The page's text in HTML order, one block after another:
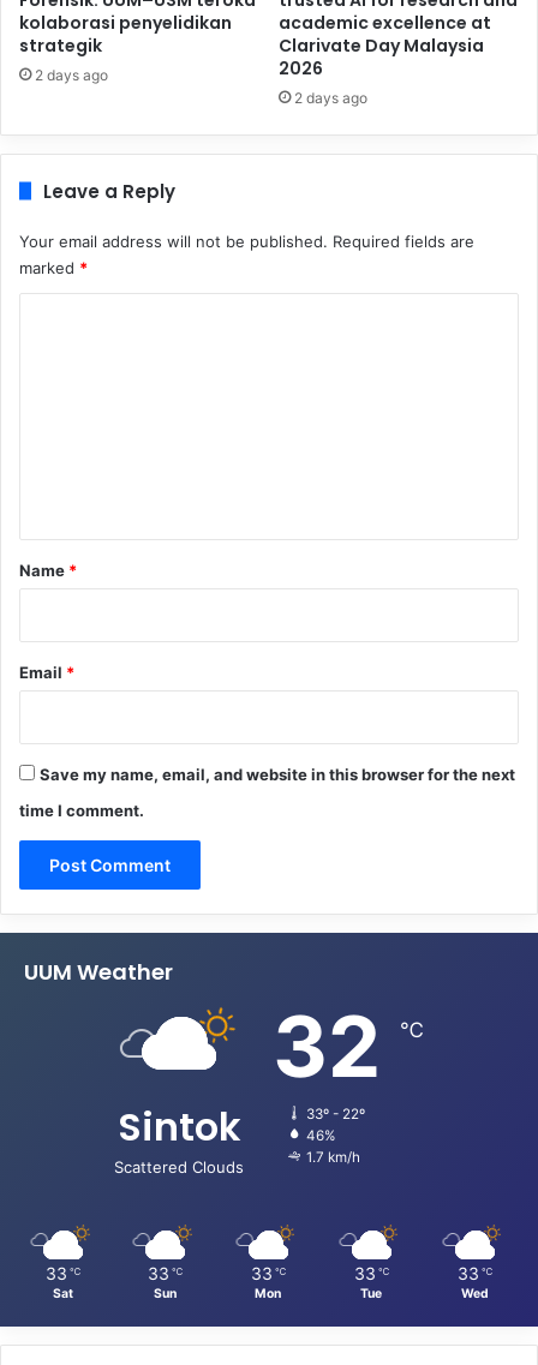
kolaborasi penyelidikan
strategik
2 days ago
academic excellence at
Clarivate Day Malaysia
2026
2 days ago
Leave a Reply
Your email address will not be published. Required fields are
marked *
*
Name *
Email *
Save my name, email, and website in this browser for the next
time I comment.
UUM Weather
Sintok
Scattered Clouds
32 ℃
33º - 22º
46%
1.7 km/h
33 ℃
Sat
33 ℃
Sun
33 ℃
Mon
33 ℃
Tue
33 ℃
Wed